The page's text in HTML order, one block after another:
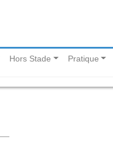
Hors Stade Pratique